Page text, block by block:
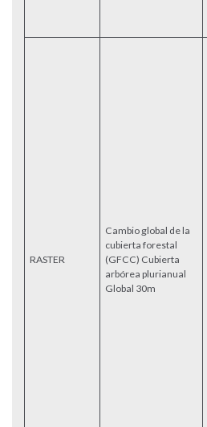
RASTER
Cambio global de la
cubierta forestal
(GFCC) Cubierta
arbórea plurianual
Global 30m